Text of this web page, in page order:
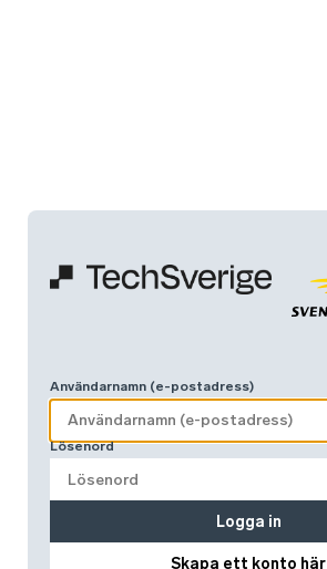
Användarnamn (e-postadress)
Lösenord
Skapa ett konto här
Logga in